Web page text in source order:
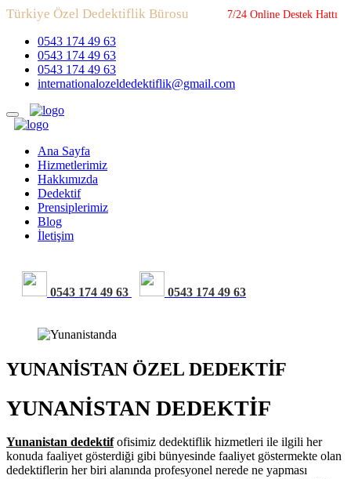
Türkiye Özel Dedektiflik Bürosu 7/24 Online Destek Hattı
0543 174 49 63
0543 174 49 63
0543 174 49 63
internationalozeldedektiflik@gmail.com
Ana Sayfa
Hizmetlerimiz
Hakkımızda
Dedektif
Prensiplerimiz
Blog
İletişim
0543 174 49 63 0543 174 49 63
YUNANİSTAN ÖZEL DEDEKTİF
YUNANİSTAN DEDEKTİF
Yunanistan dedektifofisimiz dedektiflik hizmetleri ile ilgili her
konuda faaliyet gösterdiği gibi bünyesinde faaliyet göstermekte olan
dedektiflerin her biri alanında profesyonel nerede ne yapması